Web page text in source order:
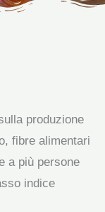
produzione
fibre alimentari
a più persone
indice